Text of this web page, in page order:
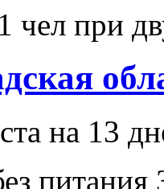
чел при
на 13
питания